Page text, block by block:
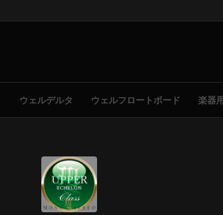
ウェルデルタ ウェルフロートボード 楽器